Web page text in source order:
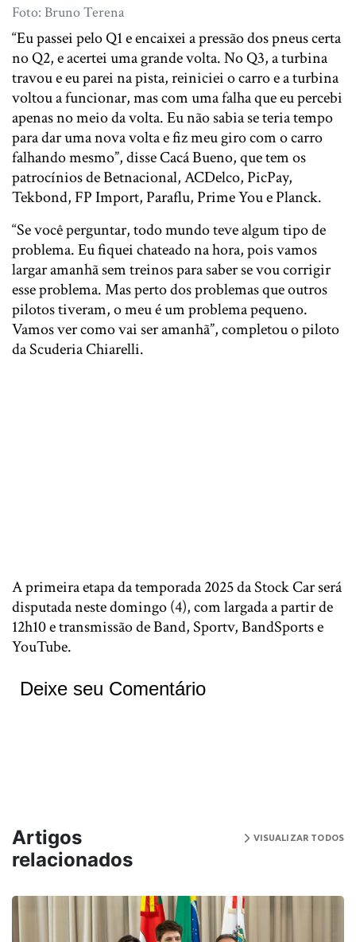
Foto: Bruno Terena
“Eu passei pelo Q1 e encaixei a pressão dos pneus certa
no Q2, e acertei uma grande volta. No Q3, a turbina
travou e eu parei na pista, reiniciei o carro e a turbina
voltou a funcionar, mas com uma falha que eu percebi
apenas no meio da volta. Eu não sabia se teria tempo
para dar uma nova volta e fiz meu giro com o carro
falhando mesmo”, disse Cacá Bueno, que tem os
patrocínios de Betnacional, ACDelco, PicPay,
Tekbond, FP Import, Paraflu, Prime You e Planck.
“Se você perguntar, todo mundo teve algum tipo de
problema. Eu fiquei chateado na hora, pois vamos
largar amanhã sem treinos para saber se vou corrigir
esse problema. Mas perto dos problemas que outros
pilotos tiveram, o meu é um problema pequeno.
Vamos ver como vai ser amanhã”, completou o piloto
da Scuderia Chiarelli.
A primeira etapa da temporada 2025 da Stock Car será
disputada neste domingo (4), com largada a partir de
12h10 e transmissão de Band, Sportv, BandSports e
YouTube.
Deixe seu Comentário
Artigos
relacionados
VISUALIZAR TODOS